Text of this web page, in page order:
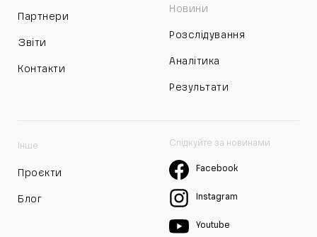
Партнери
Звіти
Контакти
Новини
Розслідування
Аналітика
Результати
Інше
Проєкти
Блог
Слідкуйте за новинами
Facebook
Instagram
Youtube